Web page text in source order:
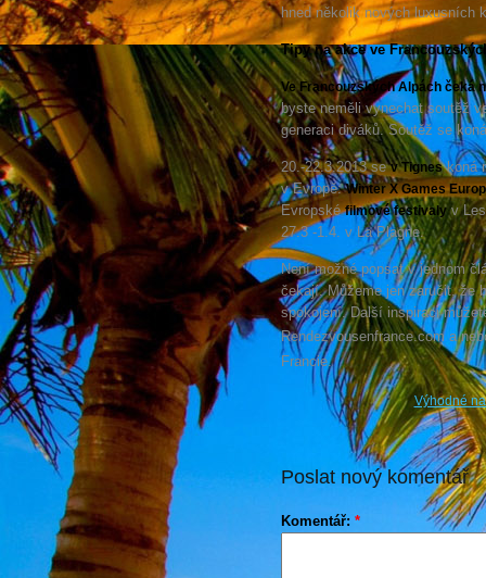
hned několik nových luxusních
Tipy na akce ve
Ve Francouzských Alpách čeká
byste neměli vynechat soutěž
generaci diváků. Soutěž se
20.-22.3.2013 sev Tigneskoná
v Evropě:Winter X Games
Evropskéfilmové festivalyv Les
27.3 -1.4. v La Plagne.
Není možné popsat v jednom
čekají. Můžeme jen zaručit, že
spokojení. Další inspiraci
Rendezvousenfrance.com a
Francie.
Výhodné
Poslat nový komentář
Komentář: *